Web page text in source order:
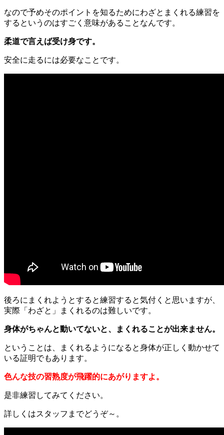
なので予めそのポイントを知るためにわざとまくれる練習を
するというのはすごく意味があることなんです。
柔道で言えば受け身です。
安全に走るには必要なことです。
後ろにまくれようとすると練習すると気付くと思いますが、
実際「わざと」まくれるのは難しいです。
身体がちゃんと動いてないと、まくれることが出来ません。
ということは、まくれるようになると身体が正しく動かせて
いる証明でもあります。
色んな技の習熟度が飛躍的にあがりますよ。
是非練習してみてください。
詳しくはスタッフまでどうぞ～。